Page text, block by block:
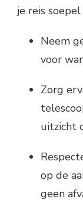
je reis
Neem
voor
Zorg
uitzicht
op de
geen